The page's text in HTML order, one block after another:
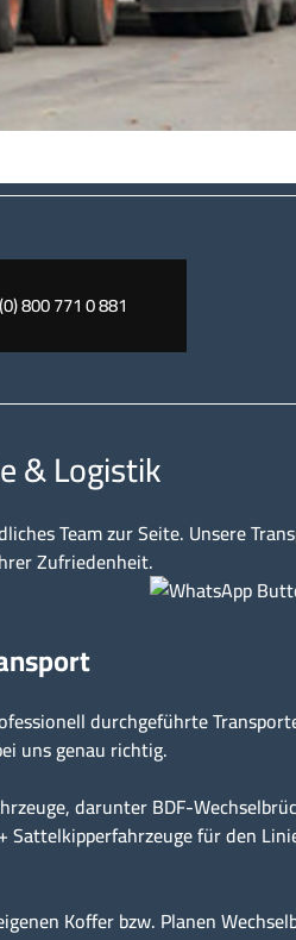
800 771 0 881
& Logistik
Team zur Seite. Unsere
Zufriedenheit.
durchgeführte
uns genau richtig.
darunter BDF-
für den
Koffer bzw. Planen